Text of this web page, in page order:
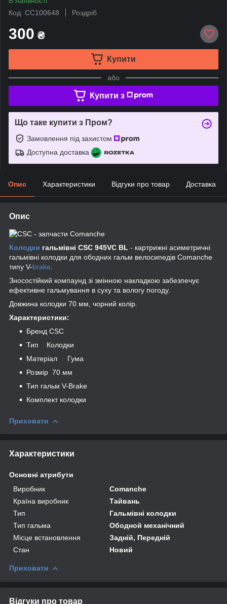
Код: CC100648
Роздріб
300 ₴
Купити
або
Купити з
Що таке купити з Пром?
Замовлення під захистом
Доступна доставка
Опис Характеристики Відгуки про товар Доставка
Опис
Колодки гальмівні CSC 945VC BL - картрижні асиметричні
гальмівні колодки для ободних гальм велосипедів Comanche
типу V-brake
Зносостійкий компаунд зі змінною накладкою забезпечує
ефективне гальмування в суху та вологу погоду.
Довжина колодки 70 мм, чорний колір.
Характеристики:
Бренд CSC
Тип Колодки
Матеріал Гума
Розмір 70 мм
Тип гальм V-Brake
Комплект колодки
Приховати
Характеристики
Основні атрибути
Виробник
Comanche
Країна виробник
Тайвань
Тип
Гальмівні колодки
Тип гальма
Ободной механічний
Місце встановлення
Задній, Передній
Стан
Новий
Приховати
Відгуки про товар